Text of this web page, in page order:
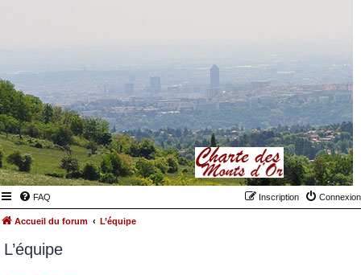
FAQ Connexion
Inscription
Accueil du forum L’équipe
L’équipe